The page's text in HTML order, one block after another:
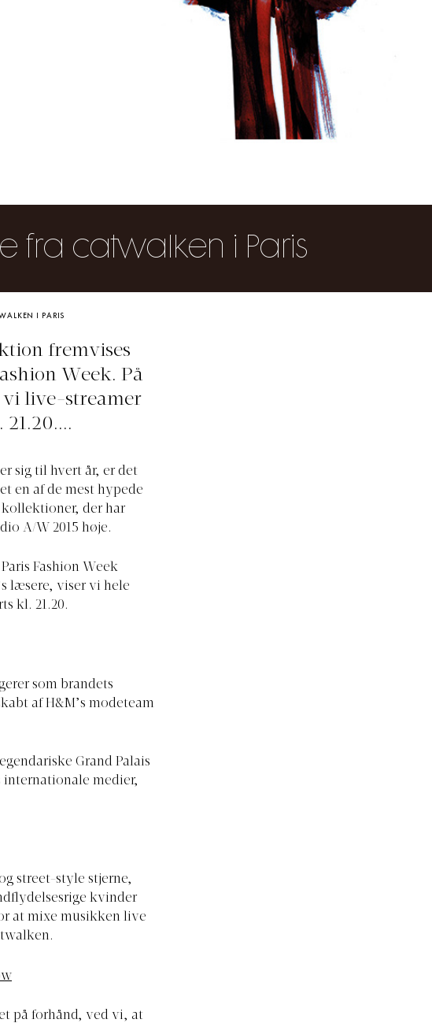
fra catwalken i Paris
I PARIS
fremvises
Week. På
live-streamer
sig til hvert år, er det
en af de mest hypede
der har
A/W 2015 høje.
Fashion Week
læsere, viser vi hele
kl. 21.20.
som brandets
af H&M’s modeteam
Grand Palais
internationale medier,
street-style stjerne,
kvinder
at mixe musikken live
på forhånd, ved vi, at